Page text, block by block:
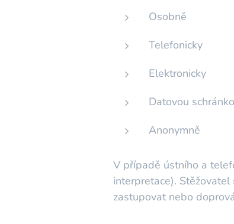
Osobně
Telefonicky
Elektronicky
Datovou
Anonymně
V případě ústního a
interpretace).
zastupovat nebo